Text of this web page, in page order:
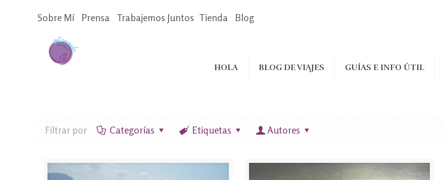
Sobre Mí Prensa Trabajemos Juntos Tienda Blog
HOLA BLOG DE VIAJES GUÍAS E INFO ÚTIL
Filtrar por Categorías Etiquetas Autores